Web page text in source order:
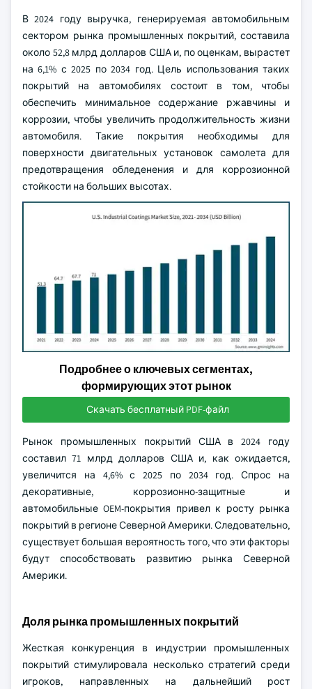
В 2024 году выручка, генерируемая автомобильным
сектором рынка промышленных покрытий, составила
около 52,8 млрд долларов США и, по оценкам, вырастет
на 6,1% с 2025 по 2034 год. Цель использования таких
покрытий на автомобилях состоит в том, чтобы
обеспечить минимальное содержание ржавчины и
коррозии, чтобы увеличить продолжительность жизни
автомобиля. Такие покрытия необходимы для
поверхности двигательных установок самолета для
предотвращения обледенения и для коррозионной
стойкости на больших высотах.
Подробнее о ключевых сегментах,
формирующих этот рынок
Скачать бесплатный PDF-файл
Рынок промышленных покрытий США в 2024 году
составил 71 млрд долларов США и, как ожидается,
увеличится на 4,6% с 2025 по 2034 год. Спрос на
декоративные, коррозионно-защитные и
автомобильные OEM-покрытия привел к росту рынка
покрытий в регионе Северной Америки. Следовательно,
существует большая вероятность того, что эти факторы
будут способствовать развитию рынка Северной
Америки.
Доля рынка промышленных покрытий
Жесткая конкуренция в индустрии промышленных
покрытий стимулировала несколько стратегий среди
игроков, направленных на дальнейший рост